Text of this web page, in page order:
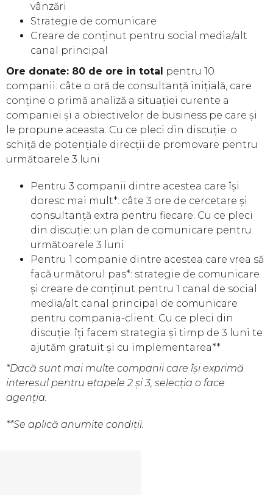
vânzări
Strategie de comunicare
Creare de conținut pentru social media/alt
canal principal
Ore donate: 80 de ore in total pentru 10
companii: câte o oră de consultanță inițială, care
conține o primă analiză a situației curente a
companiei și a obiectivelor de business pe care și
le propune aceasta. Cu ce pleci din discuție: o
schiță de potențiale direcții de promovare pentru
următoarele 3 luni
Pentru 3 companii dintre acestea care își
doresc mai mult*: câte 3 ore de cercetare și
consultanță extra pentru fiecare. Cu ce pleci
din discuție: un plan de comunicare pentru
următoarele 3 luni
Pentru 1 companie dintre acestea care vrea să
facă următorul pas*: strategie de comunicare
și creare de conținut pentru 1 canal de social
media/alt canal principal de comunicare
pentru compania-client. Cu ce pleci din
discuție: îți facem strategia și timp de 3 luni te
ajutăm gratuit și cu implementarea**
*Dacă sunt mai multe companii care își exprimă
interesul pentru etapele 2 și 3, selecția o face
agenția.
**Se aplică anumite condiții.